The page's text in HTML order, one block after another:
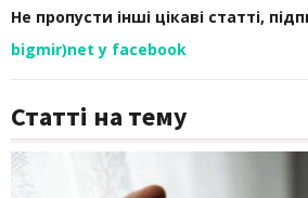
Не пропусти інші цікаві статті,
bigmir)net у facebook
Статті на тему